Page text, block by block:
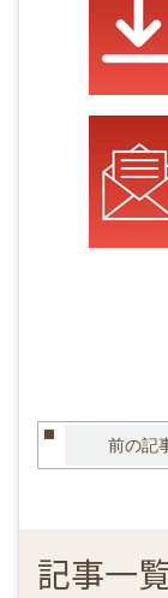
前の記
記事一